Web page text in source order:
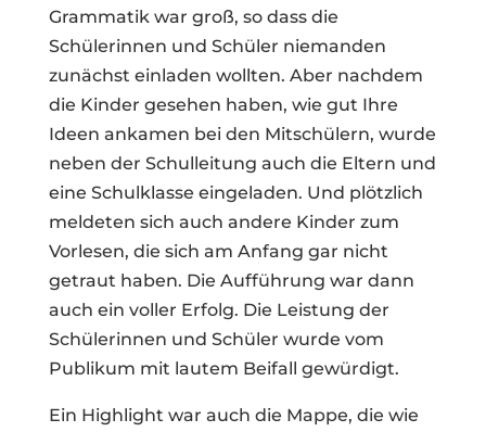
Grammatik war groß, so dass die
Schülerinnen und Schüler niemanden
zunächst einladen wollten. Aber nachdem
die Kinder gesehen haben, wie gut Ihre
Ideen ankamen bei den Mitschülern, wurde
neben der Schulleitung auch die Eltern und
eine Schulklasse eingeladen. Und plötzlich
meldeten sich auch andere Kinder zum
Vorlesen, die sich am Anfang gar nicht
getraut haben. Die Aufführung war dann
auch ein voller Erfolg. Die Leistung der
Schülerinnen und Schüler wurde vom
Publikum mit lautem Beifall gewürdigt.
Ein Highlight war auch die Mappe, die wie